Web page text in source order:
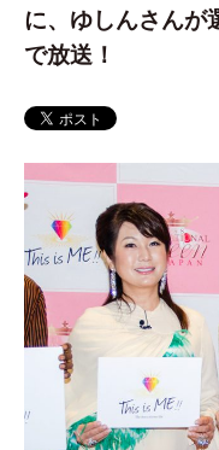
に、ゆしんさんが
で放送！